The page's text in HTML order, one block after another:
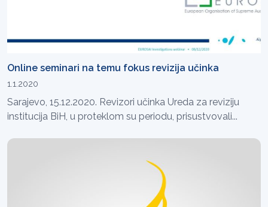
Online seminari na temu fokus revizija učinka
1.1.2020
Sarajevo, 15.12.2020. Revizori učinka Ureda za reviziju
institucija BiH, u proteklom su periodu, prisustvovali...